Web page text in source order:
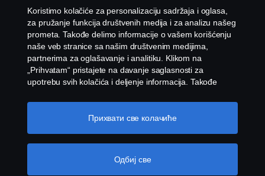
Javite nam se
Whistleblowing
Podešavanja kolačića
© Copyright Scania 2026 Sva prava zadržana.
Koristimo kolačiće za personalizaciju sadržaja i oglasa,
za pružanje funkcija društvenih medija i za analizu našeg
prometa. Takođe delimo informacije o vašem korišćenju
naše veb stranice sa našim društvenim medijima,
partnerima za oglašavanje i analitiku. Klikom na
„Prihvatam“ pristajete na davanje saglasnosti za
upotrebu svih kolačića i deljenje informacija. Takođe
na „Podešavanja kolačića“ i izabrati kategorije koje želite
da prihvatite. Za detaljnije objašnjenje o tome kako
Одбиј све
Прихвати све колачиће